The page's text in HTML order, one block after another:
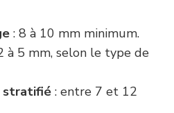
: 8 à 10 mm minimum.
à 5 mm, selon le type de
stratifié : entre 7 et 12